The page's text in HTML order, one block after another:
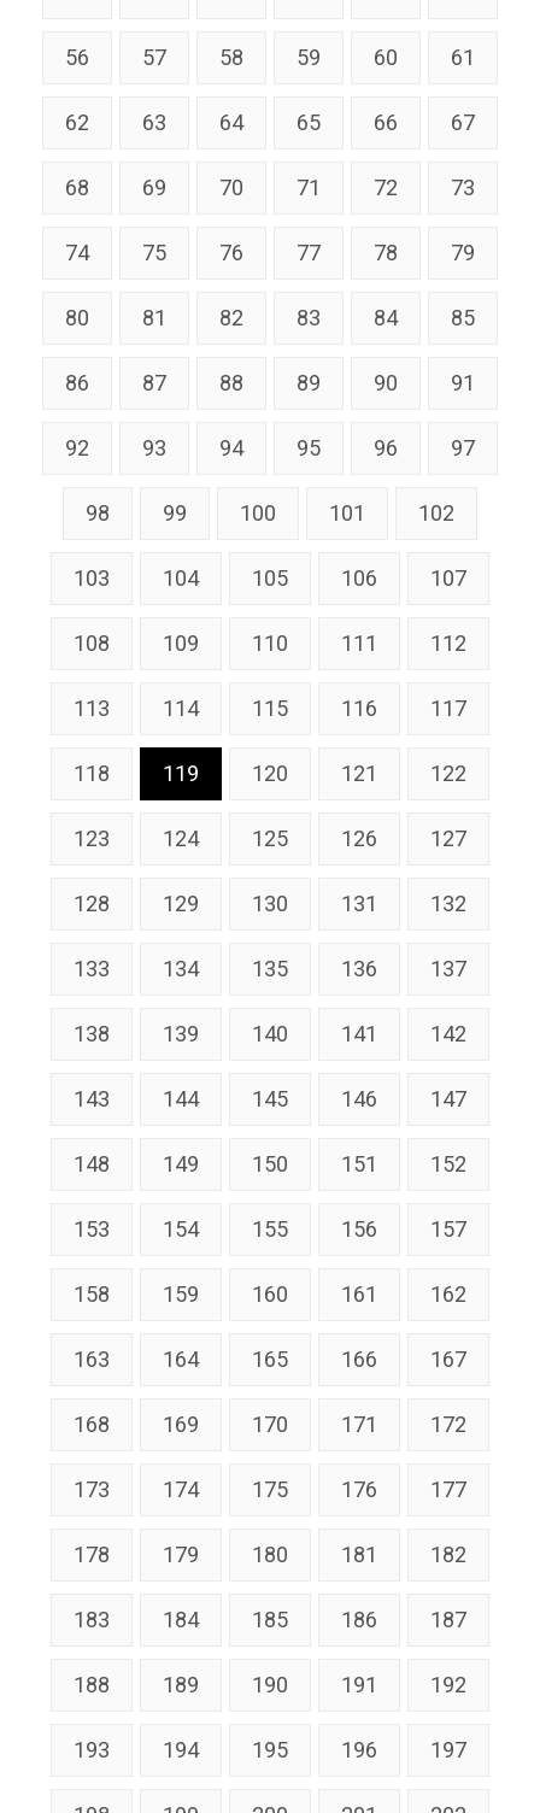
56 57 58 59 60 61
62 63 64 65 66 67
68 69 70 71 72 73
74 75 76 77 78 79
80 81 82 83 84 85
86 87 88 89 90 91
92 93 94 95 96 97
98 99 100 101 102
103 104 105 106 107
108 109 110 111 112
113 114 115 116 117
118 119 120 121 122
123 124 125 126 127
128 129 130 131 132
133 134 135 136 137
138 139 140 141 142
143 144 145 146 147
148 149 150 151 152
153 154 155 156 157
158 159 160 161 162
163 164 165 166 167
168 169 170 171 172
173 174 175 176 177
178 179 180 181 182
183 184 185 186 187
188 189 190 191 192
193 194 195 196 197